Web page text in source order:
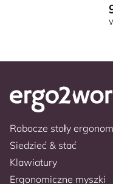
Robocze stoły
Siedzieć & stać
Klawiatury
Ergonomiczne myszki